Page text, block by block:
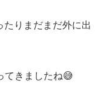
りまだまだ外に出
てきましたね😅